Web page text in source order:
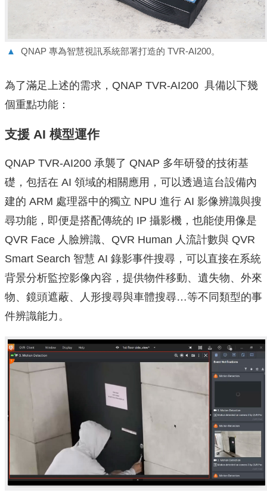
▲ QNAP 專為智慧視訊系統部署打造的 TVR-AI200。
為了滿足上述的需求，QNAP TVR-AI200 具備以下幾
個重點功能：
⽀援 AI 模型運作
QNAP TVR-AI200 承襲了 QNAP 多年研發的技術基
礎，包括在 AI 領域的相關應用，可以透過這台設備內
建的 ARM 處理器中的獨立 NPU 進行 AI 影像辨識與搜
尋功能，即便是搭配傳統的 IP 攝影機，也能使用像是
QVR Face 人臉辨識、QVR Human 人流計數與 QVR
Smart Search 智慧 AI 錄影事件搜尋，可以直接在系統
背景分析監控影像內容，提供物件移動、遺失物、外來
物、鏡頭遮蔽、人形搜尋與車體搜尋…等不同類型的事
件辨識能力。